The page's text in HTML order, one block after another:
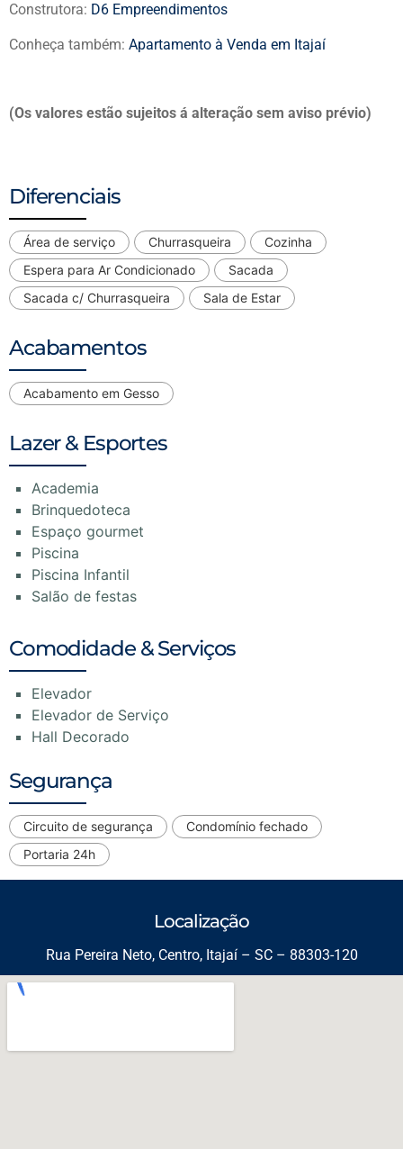
Construtora: D6 Empreendimentos
Conheça também: Apartamento à Venda em Itajaí
(Os valores estão sujeitos á alteração sem aviso prévio)
Diferenciais
Área de serviço Churrasqueira
Cozinha
Espera para Ar Condicionado
Sacada
Sacada c/ Churrasqueira
Sala de Estar
Acabamentos
Acabamento em Gesso
Lazer & Esportes
Academia
Brinquedoteca
Espaço gourmet
Piscina
Piscina Infantil
Salão de festas
Comodidade & Serviços
Elevador
Elevador de Serviço
Hall Decorado
Segurança
Circuito de segurança
Condomínio fechado
Portaria 24h
Localização
Rua Pereira Neto, Centro, Itajaí – SC – 88303-120